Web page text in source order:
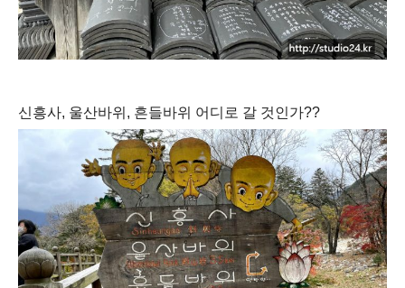
신흥사, 울산바위, 흔들바위 어디로 갈 것인가??